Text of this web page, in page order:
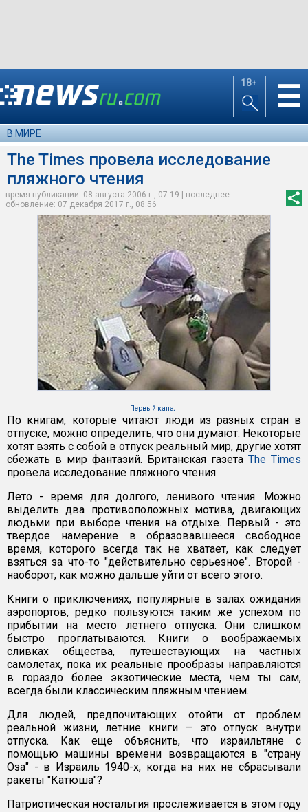
18+ ☰
В МИРЕ
The Times провела исследование
пляжного чтения
время публикации: 08 августа 2006 г., 07:19 | последнее
обновление: 07 декабря 2017 г., 08:56
Первый канал
По книгам, которые читают люди из разных стран в
отпуске, можно определить, что они думают. Некоторые
хотят взять с собой в отпуск реальный мир, другие хотят
сбежать в мир фантазий. Британская газета The Times
провела исследование пляжного чтения.
Лето - время для долгого, ленивого чтения. Можно
выделить два противоположных мотива, двигающих
людьми при выборе чтения на отдыхе. Первый - это
твердое намерение в образовавшееся свободное
время, которого всегда так не хватает, как следует
взяться за что-то "действительно серьезное". Второй -
наоборот, как можно дальше уйти от всего этого.
Книги о приключениях, популярные в залах ожидания
аэропортов, редко пользуются таким же успехом по
прибытии на место летнего отпуска. Они слишком
быстро проглатываются. Книги о воображаемых
сливках общества, путешествующих на частных
самолетах, пока их реальные прообразы направляются
в гораздо более экзотические места, чем ты сам,
всегда были классическим пляжным чтением.
Для людей, предпочитающих отойти от проблем
реальной жизни, летние книги – это отпуск внутри
отпуска. Как еще объяснить, что израильтяне с
помощью машины времени возвращаются в "страну
Оза" - в Израиль 1940-х, когда на них не сбрасывали
ракеты "Катюша"?
Патриотическая ностальгия прослеживается в этом году